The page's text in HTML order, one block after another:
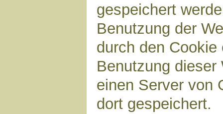
gespeichert
Benutzung der
durch den
Benutzung dieser
einen Server von
dort gespeichert.